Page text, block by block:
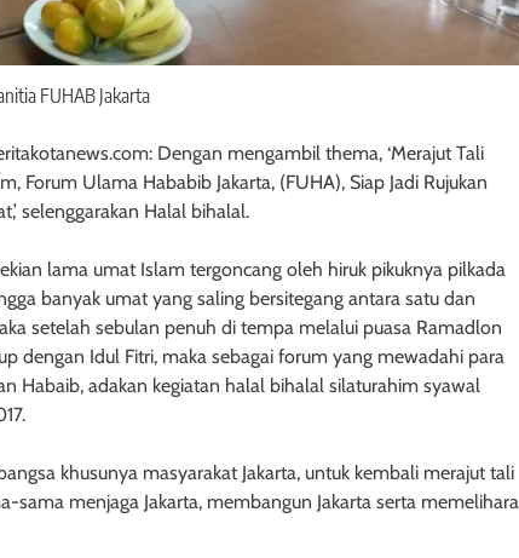
FUHAB Jakarta
Dengan mengambil thema, ‘Merajut Tali
Forum Ulama Hababib Jakarta, (FUHA), Siap Jadi Rujukan
selenggarakan Halal bihalal.
lama umat Islam tergoncang oleh hiruk pikuknya pilkada
banyak umat yang saling bersitegang antara satu dan
setelah sebulan penuh di tempa melalui puasa Ramadlon
dengan Idul Fitri, maka sebagai forum yang mewadahi para
Habaib, adakan kegiatan halal bihalal silaturahim syawal
khusunya masyarakat Jakarta, untuk kembali merajut tali
menjaga Jakarta, membangun Jakarta serta memelihara